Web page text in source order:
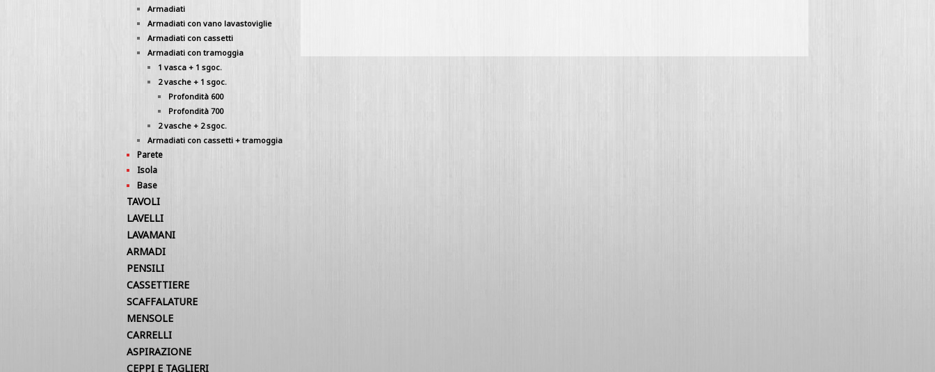
Armadiati
Armadiati con vano lavastoviglie
Armadiati con cassetti
Armadiati con tramoggia
1 vasca + 1 sgoc.
2 vasche + 1 sgoc.
Profondità 600
Profondità 700
2 vasche + 2 sgoc.
Armadiati con cassetti + tramoggia
Parete
Isola
Base
TAVOLI
LAVELLI
LAVAMANI
ARMADI
PENSILI
CASSETTIERE
SCAFFALATURE
MENSOLE
CARRELLI
ASPIRAZIONE
CEPPI E TAGLIERI